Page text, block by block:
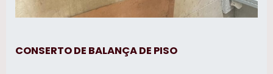
CONSERTO DE BALANÇA DE PISO